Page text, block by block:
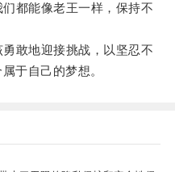
都能像老王一样，保持不
敢地迎接挑战，以坚忍不
于自己的梦想。